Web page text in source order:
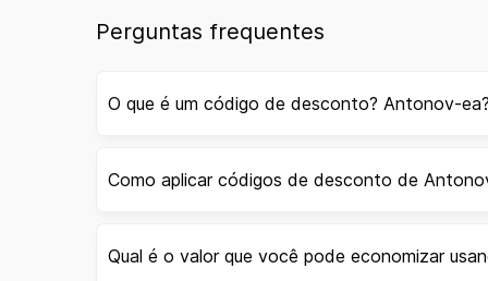
Perguntas frequentes
O que é um código de desconto? Antonov-
Como aplicar códigos de desconto de
Qual é o valor que você pode economizar